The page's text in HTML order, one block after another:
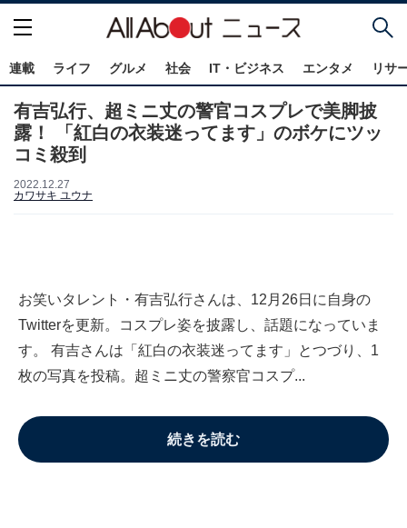
連載 ライフ グルメ 社会 IT・ビジネス エンタメ リサ
有吉弘行、超ミニ丈の警官コスプレで美脚披
露！ 「紅白の衣装迷ってます」のボケにツッ
コミ殺到
2022.12.27
カワサキ ユウナ
お笑いタレント・有吉弘行さんは、12月26日に自身の
Twitterを更新。コスプレ姿を披露し、話題になっていま
す。 有吉さんは「紅白の衣装迷ってます」とつづり、1
枚の写真を投稿。超ミニ丈の警察官コスプ...
続きを読む